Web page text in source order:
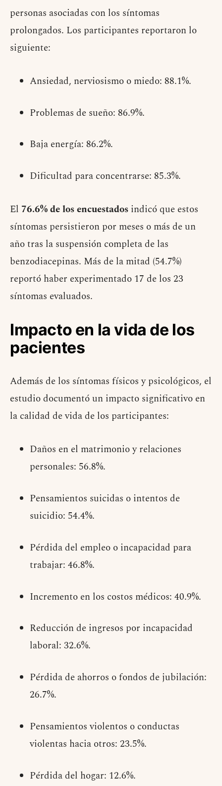
personas asociadas con los síntomas
prolongados. Los participantes reportaron lo
siguiente:
Ansiedad, nerviosismo o miedo: 88.1%.
Problemas de sueño: 86.9%.
Baja energía: 86.2%.
Dificultad para concentrarse: 85.3%.
El 76.6% de los encuestados indicó que estos
síntomas persistieron por meses o más de un
año tras la suspensión completa de las
benzodiacepinas. Más de la mitad (54.7%)
reportó haber experimentado 17 de los 23
síntomas evaluados.
Impacto en la vida de los
pacientes
Además de los síntomas físicos y psicológicos, el
estudio documentó un impacto significativo en
la calidad de vida de los participantes:
Daños en el matrimonio y relaciones
personales: 56.8%.
Pensamientos suicidas o intentos de
suicidio: 54.4%.
Pérdida del empleo o incapacidad para
trabajar: 46.8%.
Incremento en los costos médicos: 40.9%.
Reducción de ingresos por incapacidad
laboral: 32.6%.
Pérdida de ahorros o fondos de jubilación:
26.7%.
Pensamientos violentos o conductas
violentas hacia otros: 23.5%.
Pérdida del hogar: 12.6%.